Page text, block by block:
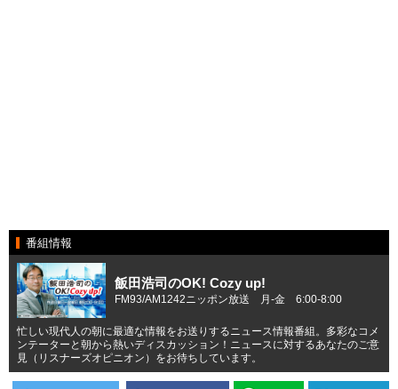
番組情報
飯田浩司のOK! Cozy up!
FM93/AM1242ニッポン放送 月-金 6:00-8:00
忙しい現代人の朝に最適な情報をお送りするニュース情報番組。多彩なコメ
ンテーターと朝から熱いディスカッション！ニュースに対するあなたのご意
見（リスナーズオピニオン）をお待ちしています。